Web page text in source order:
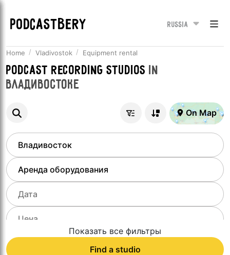
PODCASTBERY Russia
Home Vladivostok Equipment rental
Podcast recording studios in
Владивостоке
On Map
Показать все фильтры
Find a studio